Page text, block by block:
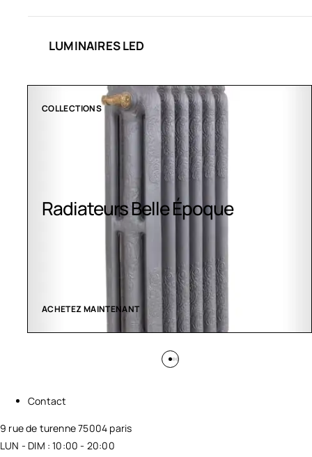
LUMINAIRES LED
CLIMATISATION GREENOR
Climatisation Greenor
VOIR LES CRÉATIONS
Contact
9 rue de turenne 75004 paris
LUN - DIM : 10:00 - 20:00